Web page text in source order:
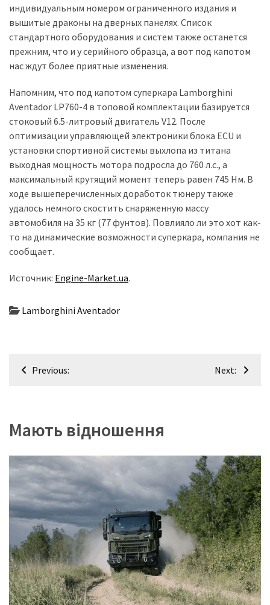
Автозакон
Автошоу
(358)
Головне
(324)
Тест-
драйв
(212)
Без
рубрики
(142)
индивидуальным номером ограниченного издания и
вышитые драконы на дверных панелях. Список
стандартного оборудования и систем также останется
прежним, что и у серийного образца, а вот под капотом
нас ждут более приятные изменения.
Напомним, что под капотом суперкара Lamborghini
Aventador LP760-4 в топовой комплектации базируется
стоковый 6.5-литровый двигатель V12. После
оптимизации управляющей электроники блока ECU и
установки спортивной системы выхлопа из титана
выходная мощность мотора подросла до 760 л.с., а
максимальный крутящий момент теперь равен 745 Нм. В
ходе вышеперечисленных доработок тюнеру также
удалось немного скостить снаряженную массу
автомобиля на 35 кг (77 фунтов). Повлияло ли это хот как-
то на динамические возможности суперкара, компания не
сообщает.
Источник: Engine-Market.ua.
Lamborghini Aventador
Навігація
Previous: Next:
Мають відношення